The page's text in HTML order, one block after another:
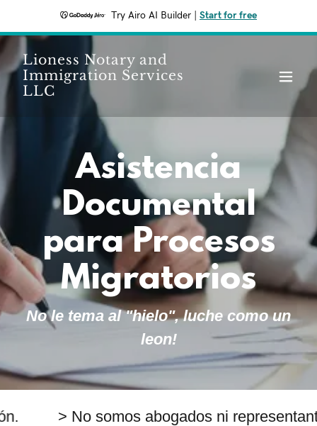
Try Airo AI Builder Start for free
Lioness Notary and
Immigration Services
LLC
Asistencia
Documental
para Procesos
Migratorios
No le tema al "hielo", luche como un
leon!
> No somos abogados ni representantes